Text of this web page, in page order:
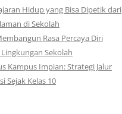
Hidup yang Bisa Dipetik dari
di Sekolah
Rasa Percaya Diri
Sekolah
Kampus Impian: Strategi Jalur
Sejak Kelas 10